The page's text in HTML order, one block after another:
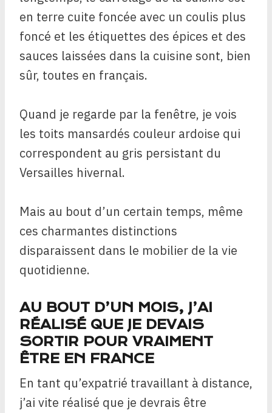
en terre cuite foncée avec un coulis plus
foncé et les étiquettes des épices et des
sauces laissées dans la cuisine sont, bien
sûr, toutes en français.
Quand je regarde par la fenêtre, je vois
les toits mansardés couleur ardoise qui
correspondent au gris persistant du
Versailles hivernal.
Mais au bout d’un certain temps, même
ces charmantes distinctions
disparaissent dans le mobilier de la vie
quotidienne.
AU BOUT D’UN MOIS, J’AI
RÉALISÉ QUE JE DEVAIS
SORTIR POUR VRAIMENT
ÊTRE EN FRANCE
En tant qu’expatrié travaillant à distance,
j’ai vite réalisé que je devrais être